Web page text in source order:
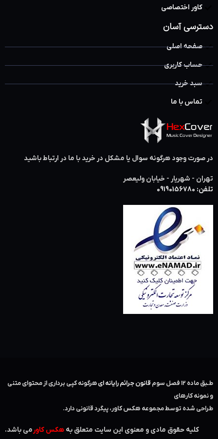
کاور اختصاصی
دسترسی آسان
صفحه اصلی
حساب کاربری
سبد خرید
تماس با ما
در صورت وجود هرگونه سوال یا مشکل در خرید با ما در ارتباط باشید
تهران - شهریار - خیابان ولیعصر
تلفن: 09190156780
طـبق ماده ۱۲ فصل سوم ‌ قانون جرائم رایانه ایهرگونه کپی برداری از محتوای متنی
و نمونه کارهای
طراحی شده توسط مجموعه هکس کاور، پیگرد قانونی دارد.
کلیه حقوق مادی و معنوی این سایت متعلق به هکس کاور می باشد.